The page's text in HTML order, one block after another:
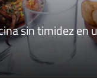
sin timidez en